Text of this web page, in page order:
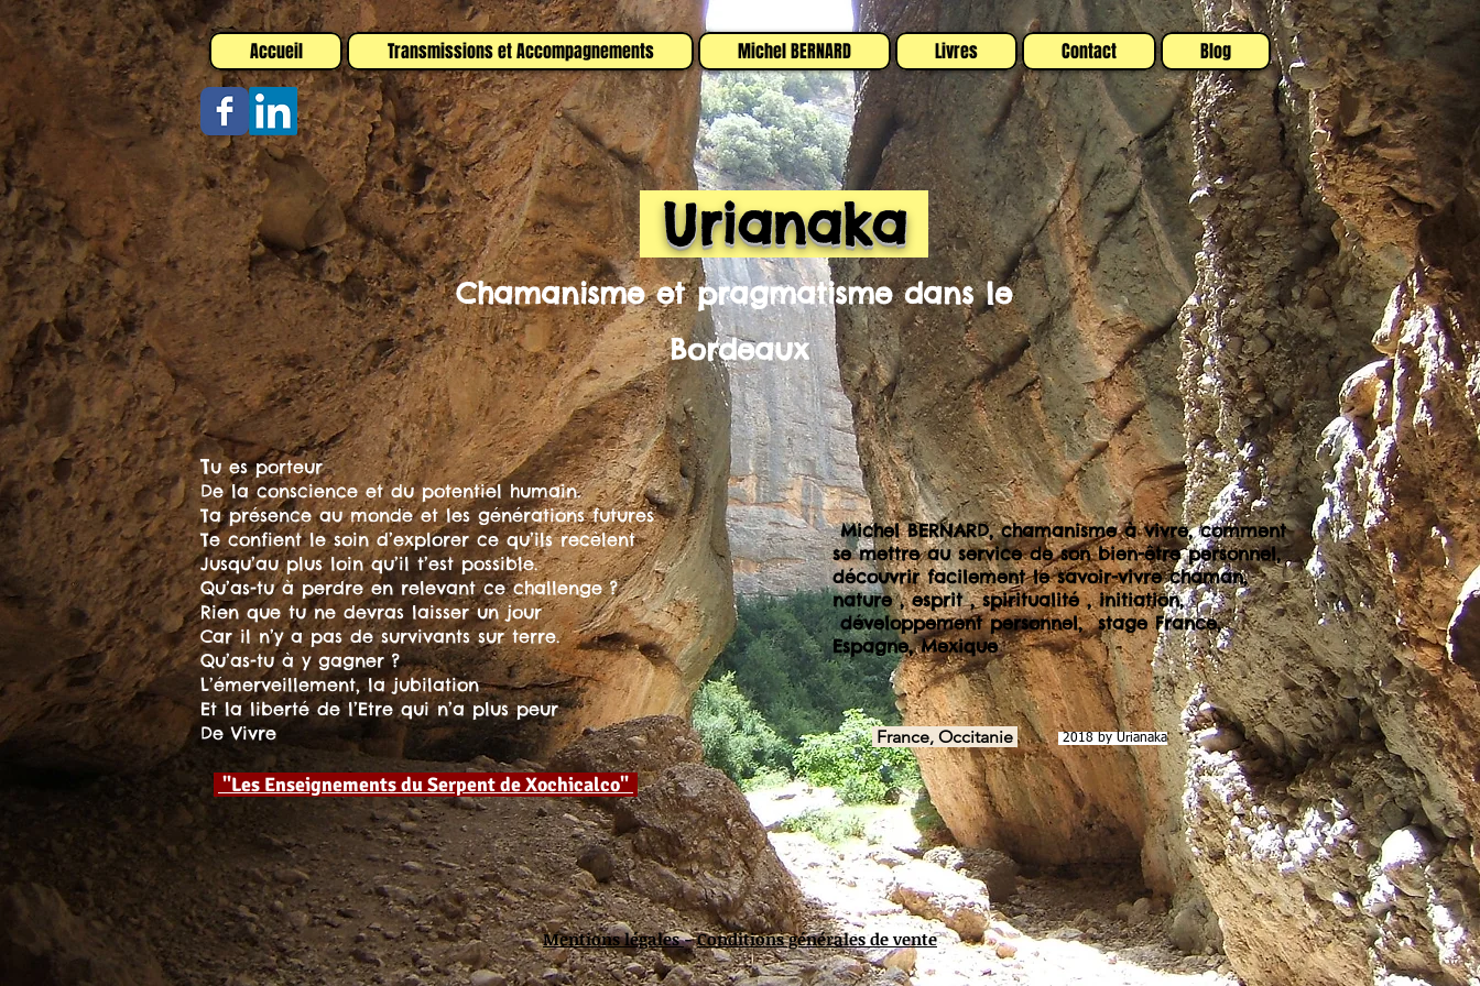
Accueil Transmissions et Accompagnements Michel BERNARD Livres Contact Blog
Urianaka
Chamanisme et pragmatisme dans le
Bordeaux
Tu es porteur
De la conscience et du potentiel humain.
Ta présence au monde et les générations futures
Te confient le soin d’explorer ce qu’ils recèlent
Jusqu’au plus loin qu’il t’est possible.
Qu’as-tu à perdre en relevant ce challenge ?
Rien que tu ne devras laisser un jour
Car il n’y a pas de survivants sur terre.
Qu’as-tu à y gagner ?
L’émerveillement, la jubilation
Et la liberté de l’Etre qui n’a plus peur
De Vivre
"Les Enseignements du Serpent de Xochicalco"
Michel BERNARD, chamanisme à vivre, comment
se mettre au service de son bien-être personnel,
découvrir facilement le savoir-vivre chaman,
nature , esprit , spiritualité , initiation,
développement personnel, stageFrance,
Espagne, Mexique
France, Occitanie 2018 by Urianaka
Mentions légales-Conditions générales de vente